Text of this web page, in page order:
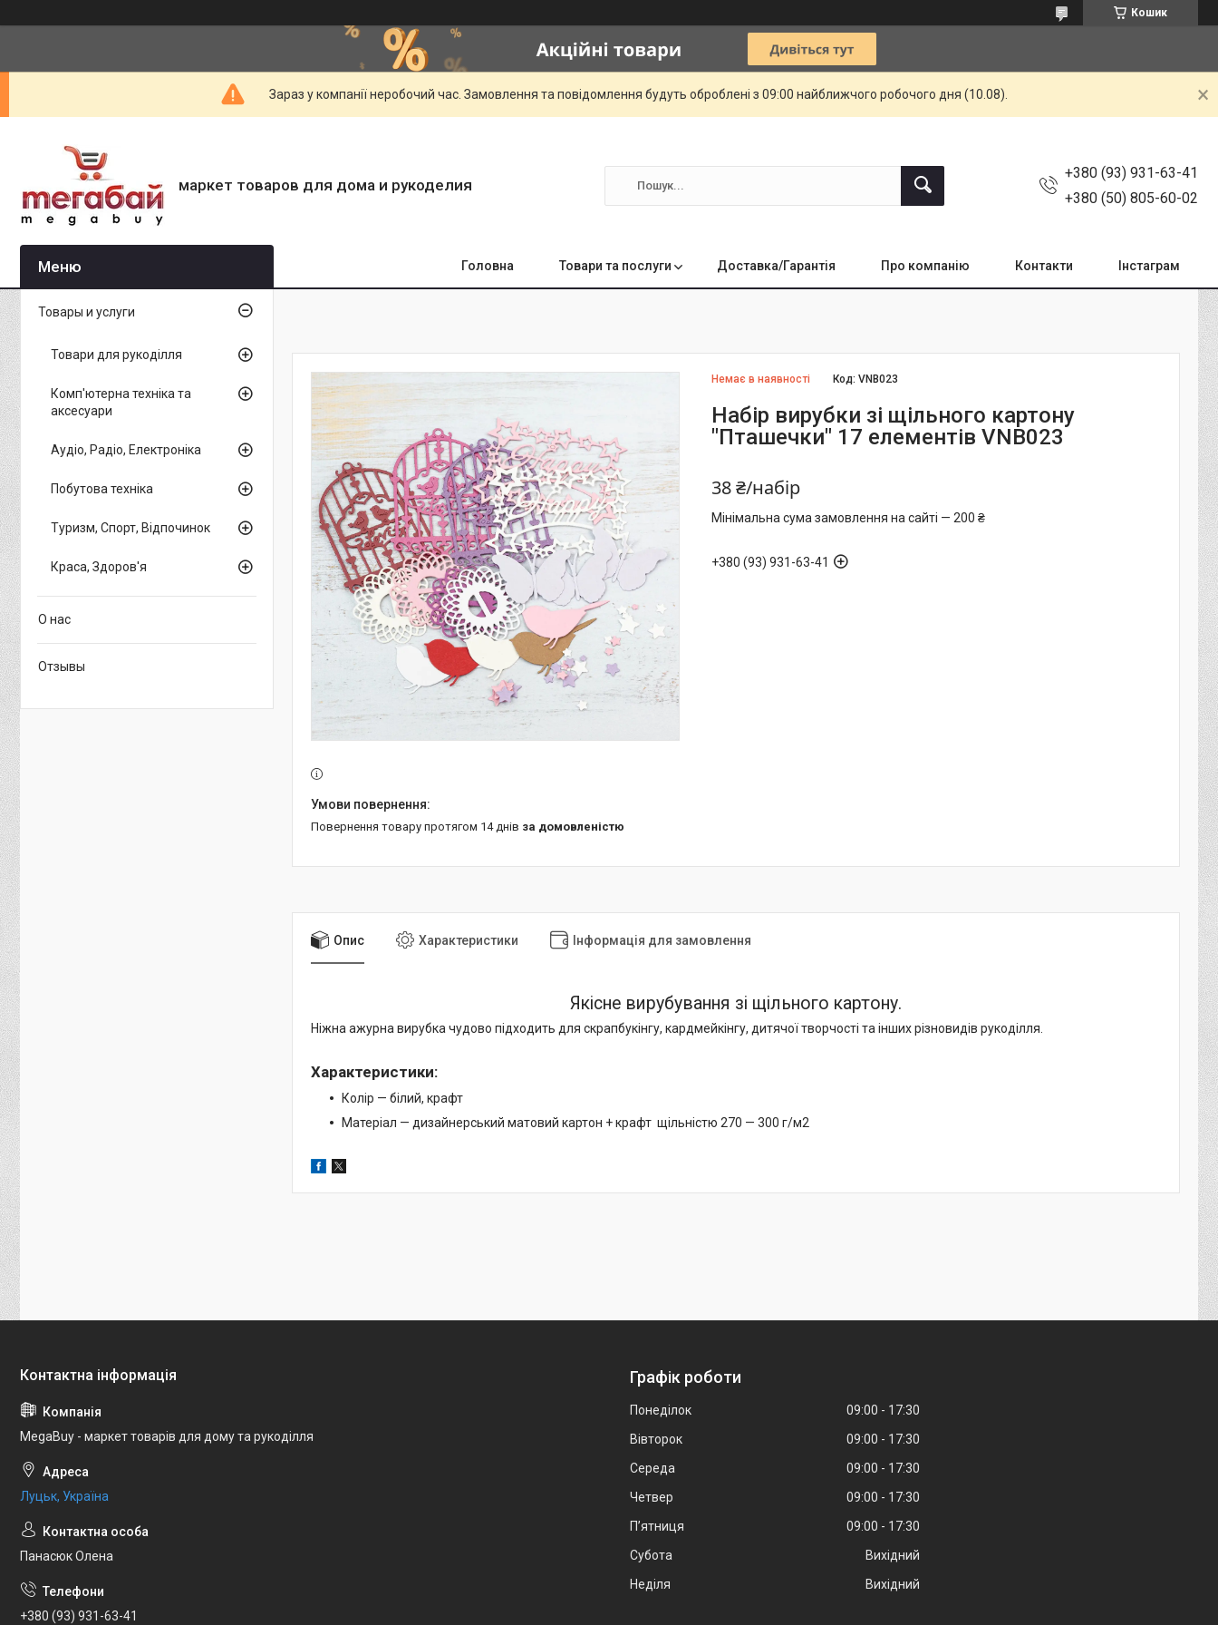
Кошик
Зараз у компанії неробочий час. Замовлення та повідомлення будуть оброблені з 09:00 найближчого робочого дня (10.08).
маркет товаров для дома и рукоделия
+380 (93) 931-63-41
+380 (50) 805-60-02
Головна Товари та послуги Доставка/Гарантія Про компанію Контакти Інстаграм
Немає в наявності Код:VNB023
Набір вирубки зі щільного картону
"Пташечки" 17 елементів VNB023
38 ₴/набір
Мінімальна сума замовлення на сайті — 200 ₴
+380 (93) 931-63-41
повернення товару протягом 14 днів за домовленістю
Опис Характеристики Інформація для замовлення
Якісне вирубування зі щільного картону.
Ніжна ажурна вирубка чудово підходить для скрапбукінгу, кардмейкінгу, дитячої творчості та інших різновидів рукоділля.
Характеристики:
Колір — білий, крафт
Матеріал — дизайнерський матовий картон + крафт щільністю 270 — 300 г/м2
Товары и услуги
Товари для рукоділля
Комп'ютерна техніка та
аксесуари
Аудіо, Радіо, Електроніка
Побутова техніка
Туризм, Спорт, Відпочинок
Краса, Здоров'я
О нас
Отзывы
MegaBuy - маркет товарів для дому та рукоділля
Луцьк, Україна
Панасюк Олена
+380 (93) 931-63-41
Графік роботи
Понеділок 09:00
17:30
Вівторок
09:00
17:30
Середа
09:00
17:30
Четвер
09:00
17:30
Пʼятниця
09:00
17:30
Субота
Вихідний
Неділя
Вихідний